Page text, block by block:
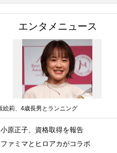
エンタメニュース
絵莉、4歳長男とランニング
小原正子、資格取得を報告
ファミマとヒロアカがコラボ